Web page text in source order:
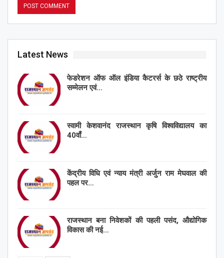
Latest News
फेडरेशन ऑफ ऑल इंडिया कैटरर्स के छठे राष्ट्रीय
सम्मेलन एवं…
स्वामी केशवानंद राजस्थान कृषि विश्वविद्यालय का
40वाँ…
केंद्रीय विधि एवं न्याय मंत्री अर्जुन राम मेघवाल की
पहल पर…
राजस्थान बना निवेशकों की पहली पसंद, औद्योगिक
विकास की नई…